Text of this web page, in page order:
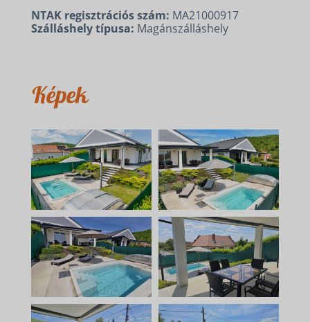
NTAK regisztrációs szám: MA21000917
Szálláshely típusa: Magánszálláshely
Képek